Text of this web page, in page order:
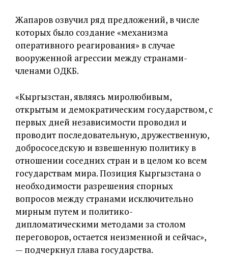
Жапаров озвучил ряд предложений, в числе
которых было создание «механизма
оперативного реагирования» в случае
вооруженной агрессии между странами-
членами ОДКБ.
«Кыргызстан, являясь миролюбивым,
открытым и демократическим государством, с
первых дней независимости проводил и
проводит последовательную, дружественную,
добрососедскую и взвешенную политику в
отношении соседних стран и в целом ко всем
государствам мира. Позиция Кыргызстана о
необходимости разрешения спорных
вопросов между странами исключительно
мирным путем и политико-
дипломатическими методами за столом
переговоров, остается неизменной и сейчас»,
— подчеркнул глава государства.